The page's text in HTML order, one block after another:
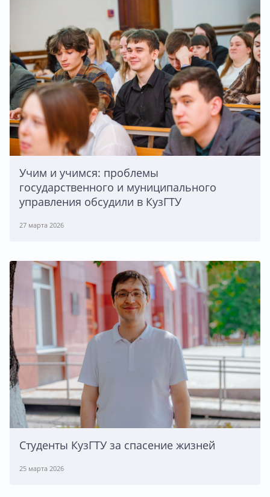
Учим и учимся: проблемы
государственного и муниципального
управления обсудили в КузГТУ
27 марта 2026
Студенты КузГТУ за спасение жизней
25 марта 2026